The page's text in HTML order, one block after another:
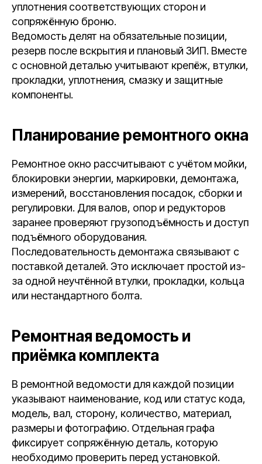
уплотнения соответствующих сторон и
сопряжённую броню.
Ведомость делят на обязательные позиции,
резерв после вскрытия и плановый ЗИП. Вместе
с основной деталью учитывают крепёж, втулки,
прокладки, уплотнения, смазку и защитные
компоненты.
Планирование ремонтного окна
Ремонтное окно рассчитывают с учётом мойки,
блокировки энергии, маркировки, демонтажа,
измерений, восстановления посадок, сборки и
регулировки. Для валов, опор и редукторов
заранее проверяют грузоподъёмность и доступ
подъёмного оборудования.
Последовательность демонтажа связывают с
поставкой деталей. Это исключает простой из-
за одной неучтённой втулки, прокладки, кольца
или нестандартного болта.
Ремонтная ведомость и
приёмка комплекта
В ремонтной ведомости для каждой позиции
указывают наименование, код или статус кода,
модель, вал, сторону, количество, материал,
размеры и фотографию. Отдельная графа
фиксирует сопряжённую деталь, которую
необходимо проверить перед установкой.